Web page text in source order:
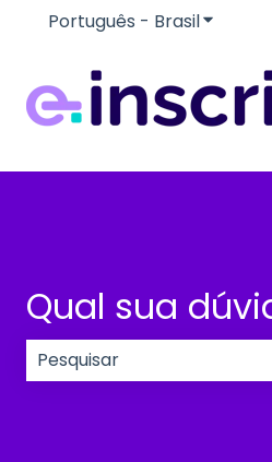
Português - Brasil
Qual sua